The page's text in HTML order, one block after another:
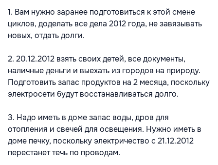
1. Вам нужно заранее подготовиться к этой смене
циклов, доделать все дела 2012 года, не завязывать
новых, отдать долги.
2. 20.12.2012 взять своих детей, все документы,
наличные деньги и выехать из городов на природу.
Подготовить запас продуктов на 2 месяца, поскольку
электросети будут восстанавливаться долго.
3. Надо иметь в доме запас воды, дров для
отопления и свечей для освещения. Нужно иметь в
доме печку, поскольку электричество с 21.12.2012
перестанет течь по проводам.